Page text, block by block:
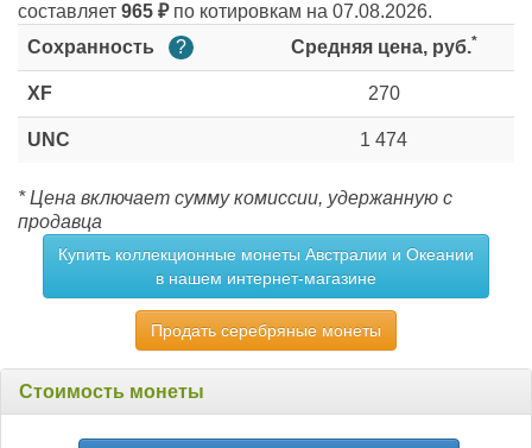
составляет 965 ₽по котировкам на 07.08.2026.
Сохранность
? Средняя цена, руб.*
XF 270
UNC 1 474
* Цена включает сумму комиссии, удержанную с
продавца
Купить коллекционные монеты Австралии и Океании
в нашем интернет-магазине
Продать серебряные монеты
Стоимость монеты